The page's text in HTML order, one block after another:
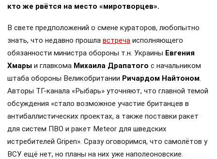
кто же рвётся на место «миротворцев».
В свете предположений о смене кураторов, любопытно
знать, что недавно прошла встреча исполняющего
обязанности министра обороны т.н. Украины Евгения
Хмары и главкома Михаила Драпатого с начальником
штаба обороны Великобритании Ричардом Найтоном.
Авторы ТГ-канала «Рыбарь» уточняют, что главной темой
обсуждения «стало возможное участие британцев в
антибаллистических проектах, а также поставки ракет
для систем ПВО и ракет Meteor для шведских
истребителей Gripen». Сразу оговоримся, что самолётов у
ВСУ ещё нет, но планы на них уже наполеоновские.